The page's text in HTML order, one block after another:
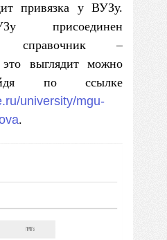
привязка у ВУЗу.
присоединен
справочник –
выглядит можно
по ссылке
university/mgu-
.